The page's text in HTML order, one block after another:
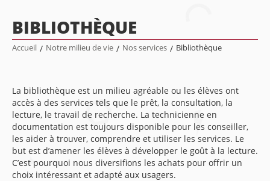
BIBLIOTHÈQUE
Accueil / Notre milieu de vie / Nos services / Bibliothèque
La bibliothèque est un milieu agréable ou les élèves ont
accès à des services tels que le prêt, la consultation, la
lecture, le travail de recherche. La technicienne en
documentation est toujours disponible pour les conseiller,
les aider à trouver, comprendre et utiliser les services. Le
but est d’amener les élèves à développer le goût à la lecture.
C’est pourquoi nous diversifions les achats pour offrir un
choix intéressant et adapté aux usagers.